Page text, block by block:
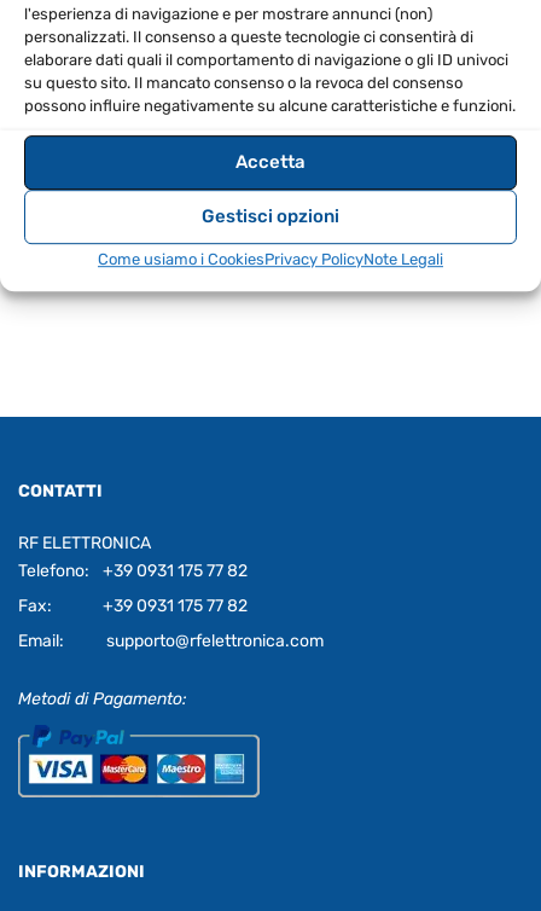
l'esperienza di navigazione e per mostrare annunci (non)
personalizzati. Il consenso a queste tecnologie ci consentirà di
elaborare dati quali il comportamento di navigazione o gli ID univoci
su questo sito. Il mancato consenso o la revoca del consenso
possono influire negativamente su alcune caratteristiche e funzioni.
Accetta
Gestisci opzioni
Come usiamo i CookiesPrivacy PolicyNote Legali
Connettori: jack maschio bilanciato a XLR maschio
Sezione del cavo: 2 x 0,20 mm²
Con connettori Neutrik Rean
Contatti placcati oro
Cassa: metallo nero
Lunghezza: 1,5 metri
CONTATTI
RF ELETTRONICA
Telefono:
+39 0931 175 77 82
Fax:
+39 0931 175 77 82
Email:
supporto@rfelettronica.com
Metodi di Pagamento:
INFORMAZIONI